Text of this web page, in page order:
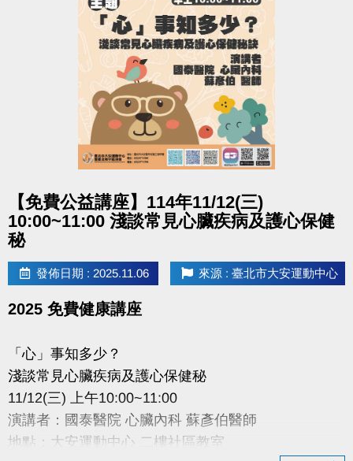
【免費公益講座】114年11/12(三)
10:00~11:00 淺談常見心臟疾病及護心保健
秘
發佈日期 : 2025.11.06 來源 : 臺北市大安運動中心
2025 免費健康講座
「心」事知多少？
淺談常見心臟疾病及護心保健秘
11/12(三) 上午10:00~11:00
演講者：國泰醫院 心臟內科 蘇彥伯醫師
地點：大安運動中心 二樓社區教室